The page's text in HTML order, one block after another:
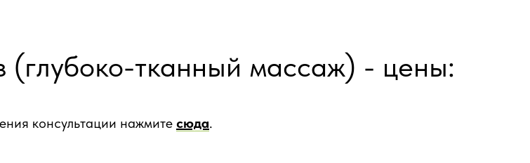
тканный массаж) - цены:
консультации нажмите сюда.